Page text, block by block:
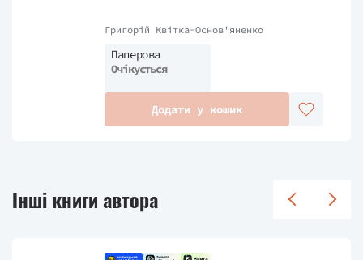
Григорій Квітка-Основ'яненко
Паперова
Очікується
Додати у кошик
Інші книги автора